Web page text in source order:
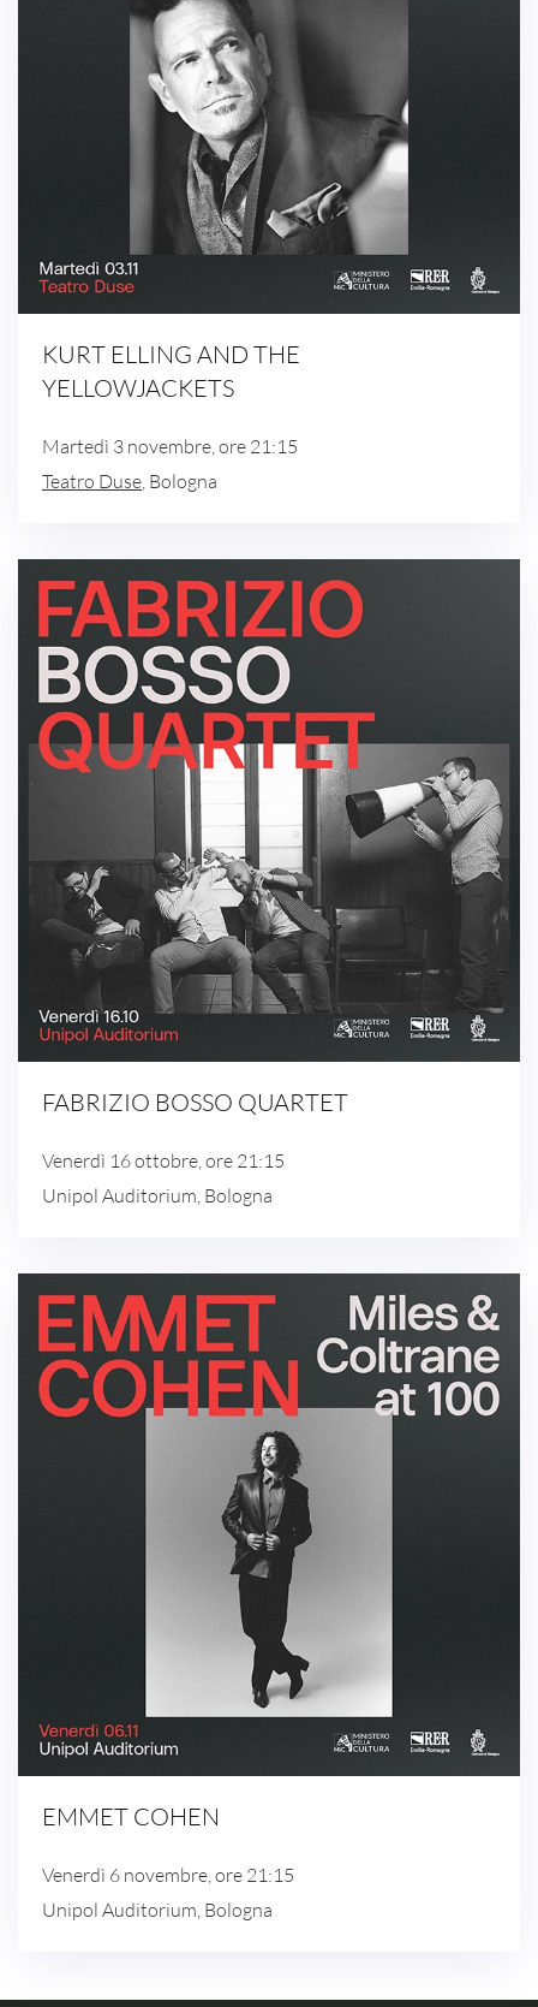
KURT ELLING AND THE
YELLOWJACKETS
Martedì 3 novembre, ore 21:15
Teatro Duse, Bologna
FABRIZIO BOSSO QUARTET
Venerdì 16 ottobre, ore 21:15
Unipol Auditorium, Bologna
EMMET COHEN
Venerdì 6 novembre, ore 21:15
Unipol Auditorium, Bologna